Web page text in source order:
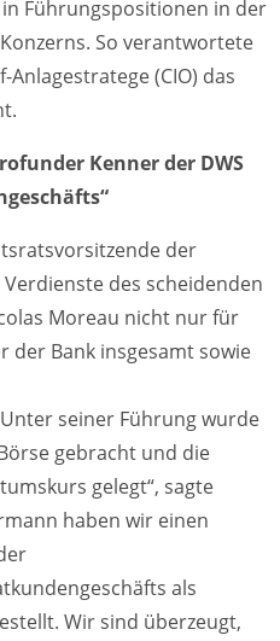
Führungspositionen in der
So verantwortete
Anlagestratege (CIO) das
Kenner der DWS
der
des scheidenden
Moreau nicht nur für
der Bank insgesamt sowie
seiner Führung wurde
gebracht und die
gelegt“, sagte
haben wir einen
als
Wir sind überzeugt,